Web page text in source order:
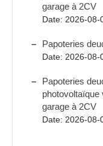
garage à 2CV
Date: 2026-08-
Papoteries
Date: 2026-08-
Papoteries
photovoltaïque
garage à 2CV
Date: 2026-08-